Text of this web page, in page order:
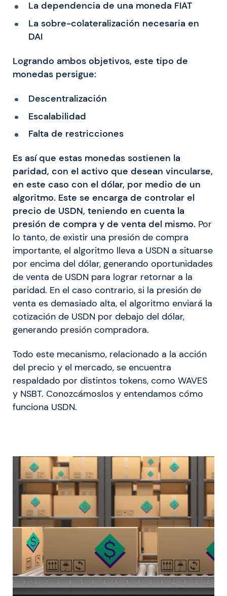
La dependencia de una moneda FIAT
La sobre-colateralización necesaria en
DAI
Logrando ambos objetivos, este tipo de
monedas persigue:
Descentralización
Escalabilidad
Falta de restricciones
Es así que estas monedas sostienen la
paridad, con el activo que desean vincularse,
en este caso con el dólar, por medio de un
algoritmo. Este se encarga de controlar el
precio de USDN, teniendo en cuenta la
presión de compra y de venta del mismo. Por
lo tanto, de existir una presión de compra
importante, el algoritmo lleva a USDN a situarse
por encima del dólar, generando oportunidades
de venta de USDN para lograr retornar a la
paridad. En el caso contrario, si la presión de
venta es demasiado alta, el algoritmo enviará la
cotización de USDN por debajo del dólar,
generando presión compradora.
Todo este mecanismo, relacionado a la acción
del precio y el mercado, se encuentra
respaldado por distintos tokens, como WAVES
y NSBT. Conozcámoslos y entendamos cómo
funciona USDN.